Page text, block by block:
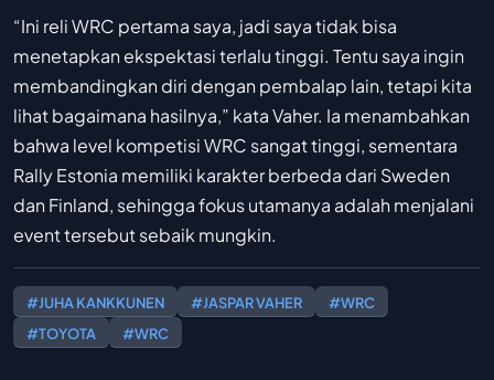
“Ini reli WRC pertama saya, jadi saya tidak bisa
menetapkan ekspektasi terlalu tinggi. Tentu saya ingin
membandingkan diri dengan pembalap lain, tetapi kita
lihat bagaimana hasilnya,” kata Vaher. Ia menambahkan
bahwa level kompetisi WRC sangat tinggi, sementara
Rally Estonia memiliki karakter berbeda dari Sweden
dan Finland, sehingga fokus utamanya adalah menjalani
event tersebut sebaik mungkin.
#JUHA KANKKUNEN #JASPAR VAHER
#WRC
#TOYOTA
#WRC